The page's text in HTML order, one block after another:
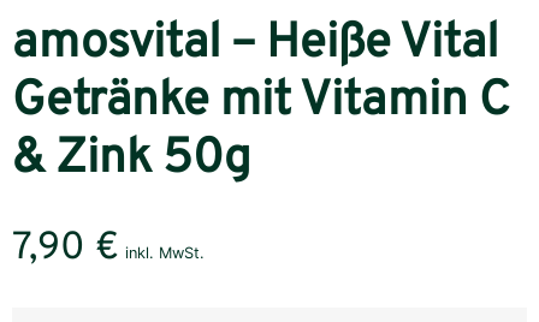
amosvital – Heiße Vital
Getränke mit Vitamin C
& Zink 50g
7,90 € inkl. MwSt.